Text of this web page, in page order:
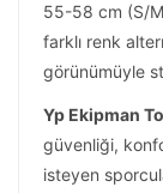
55-58 cm (S/
farklı renk
görünümüyle
Yp Ekipman
güvenliği,
isteyen